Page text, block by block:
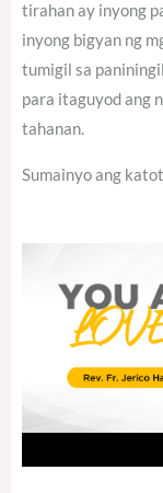
tirahan ay inyong
inyong bigyan ng
tumigil sa
para itaguyod ang
tahanan.
Sumainyo ang